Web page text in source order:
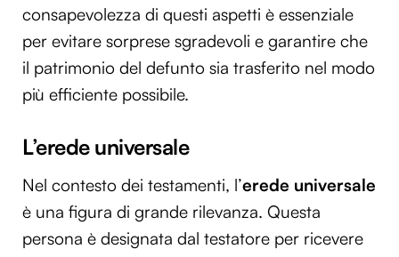
consapevolezza di questi aspetti è essenziale
per evitare sorprese sgradevoli e garantire che
il patrimonio del defunto sia trasferito nel modo
più efficiente possibile.
L’erede universale
Nel contesto dei testamenti, l’erede universale
è una figura di grande rilevanza. Questa
persona è designata dal testatore per ricevere